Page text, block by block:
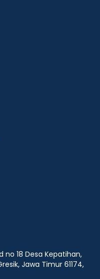
no 18 Desa Kepatihan,
Jawa Timur 61174,